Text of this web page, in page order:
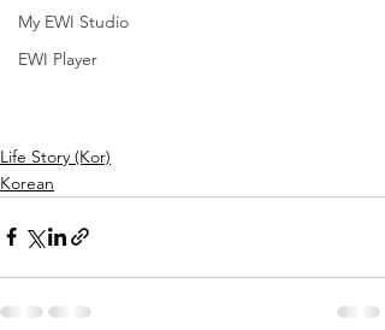
My EWI Studio
EWI Player
Life Story (Kor)
Korean